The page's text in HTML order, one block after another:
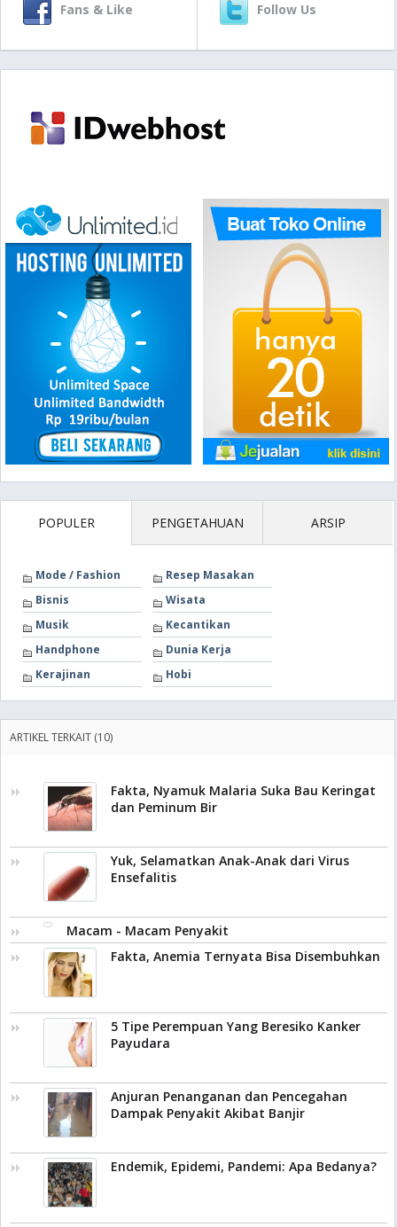
Fans & Like Follow Us
POPULER PENGETAHUAN ARSIP
Mode / Fashion
Resep Masakan
Bisnis
Wisata
Musik
Kecantikan
Handphone
Dunia Kerja
Kerajinan
Hobi
ARTIKEL TERKAIT (10)
Fakta, Nyamuk Malaria Suka Bau Keringat
dan Peminum Bir
Yuk, Selamatkan Anak-Anak dari Virus
Ensefalitis
Macam - Macam Penyakit
Fakta, Anemia Ternyata Bisa Disembuhkan
5 Tipe Perempuan Yang Beresiko Kanker
Payudara
Anjuran Penanganan dan Pencegahan
Dampak Penyakit Akibat Banjir
Endemik, Epidemi, Pandemi: Apa Bedanya?